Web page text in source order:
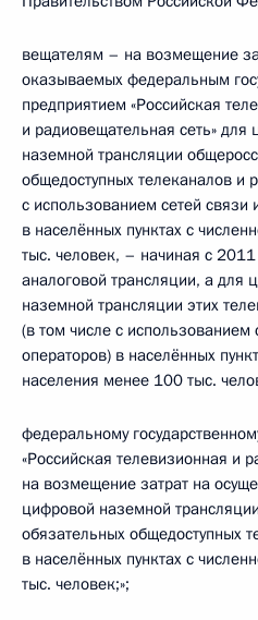
вещателям – на возмещение
оказываемых федеральным
предприятием «Российская
и радиовещательная сеть»
наземной трансляции
общедоступных телеканалов и
с использованием сетей связи
в населённых пунктах с
тыс. человек, – начиная с
аналоговой трансляции, а для
наземной трансляции этих
(в том числе с использованием
операторов) в населённых
населения менее 100 тыс.
федеральному
«Российская телевизионная и
на возмещение затрат на
цифровой наземной
обязательных общедоступных
в населённых пунктах с
тыс. человек;»;